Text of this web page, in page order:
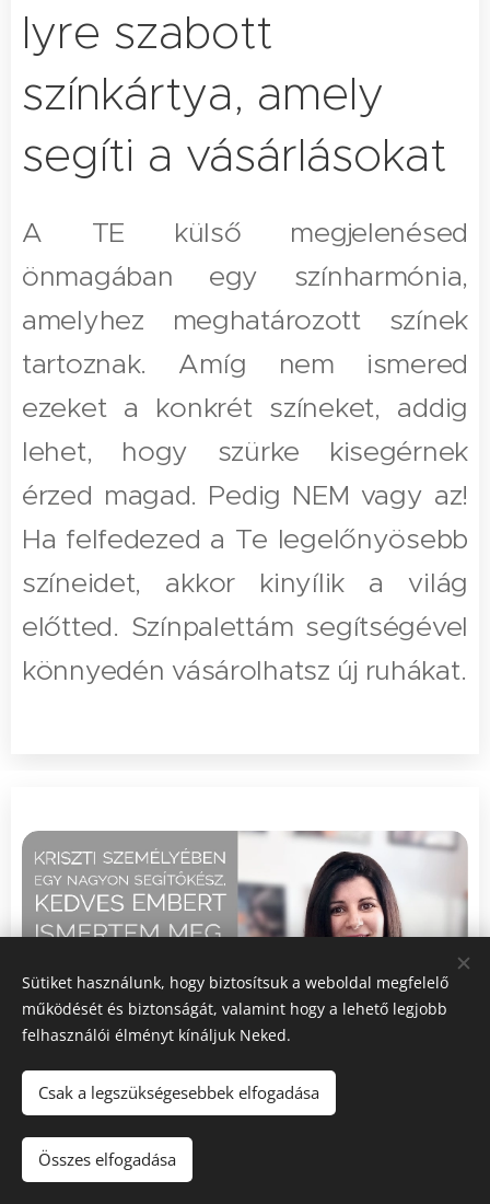
lyre szabott
színkártya, amely
segíti a vásárlásokat
A TE külső megjelenésed
önmagában egy színharmónia,
amelyhez meghatározott színek
tartoznak. Amíg nem ismered
ezeket a konkrét színeket, addig
lehet, hogy szürke kisegérnek
érzed magad. Pedig NEM vagy az!
Ha felfedezed a Te legelőnyösebb
színeidet, akkor kinyílik a világ
előtted. Színpalettám segítségével
könnyedén vásárolhatsz új ruhákat.
Sütiket használunk, hogy biztosítsuk a weboldal megfelelő
működését és biztonságát, valamint hogy a lehető legjobb
felhasználói élményt kínáljuk Neked.
Csak a legszükségesebbek elfogadása
Összes elfogadása